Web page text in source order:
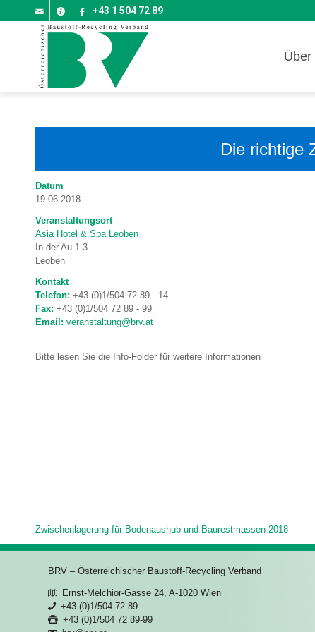
+43 1 504 72 89
Über
Die richtige
Datum
19.06.2018
Veranstaltungsort
Asia Hotel & Spa Leoben
In der Au 1-3
Leoben
Kontakt
Telefon: +43 (0)1/504 72 89 - 14
Fax: +43 (0)1/504 72 89 - 99
Email: veranstaltung@brv.at
Bitte lesen Sie die Info-Folder für weitere Informationen
Zwischenlagerung für Bodenaushub und Baurestmassen 2018
BRV – Österreichischer Baustoff-Recycling Verband
Ernst-Melchior-Gasse 24, A-1020 Wien
+43 (0)1/504 72 89
+43 (0)1/504 72 89-99